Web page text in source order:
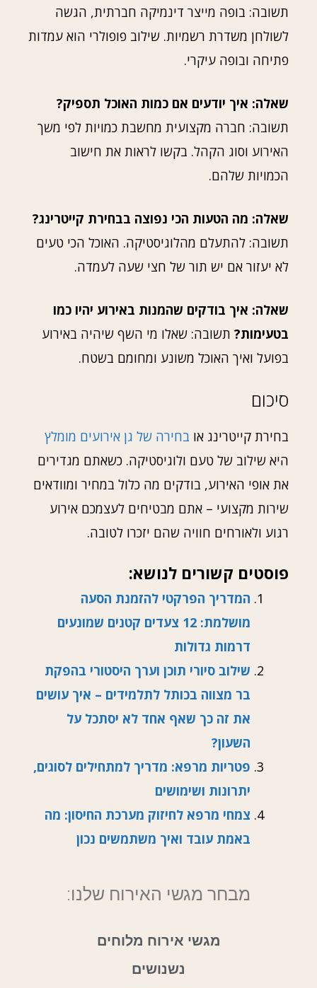
תשובה: בופה מייצר דינמיקה חברתית, הגשה
לשולחן משדרת רשמיות. שילוב פופולרי הוא עמדות
פתיחה ובופה עיקרי.
שאלה: איך יודעים אם כמות האוכל תספיק?
תשובה: חברה מקצועית מחשבת כמויות לפי משך
האירוע וסוג הקהל. בקשו לראות את חישוב
הכמויות שלהם.
שאלה: מה הטעות הכי נפוצה בבחירת קייטרינג?
תשובה: להתעלם מהלוגיסטיקה. האוכל הכי טעים
לא יעזור אם יש תור של חצי שעה לעמדה.
שאלה: איך בודקים שהמנות באירוע יהיו כמו
בטעימות? תשובה: שאלו מי השף שיהיה באירוע
בפועל ואיך האוכל משונע ומחומם בשטח.
סיכום
בחירת קייטרינג או בחירה של גן אירועים מומלץ
היא שילוב של טעם ולוגיסטיקה. כשאתם מגדירים
את אופי האירוע, בודקים מה כלול במחיר ומוודאים
שירות מקצועי – אתם מבטיחים לעצמכם אירוע
רגוע ולאורחים חוויה שהם יזכרו לטובה.
פוסטים קשורים לנושא:
המדריך הפרקטי להזמנת הסעה
מושלמת: 12 צעדים קטנים שמונעים
דרמות גדולות
שילוב סיורי תוכן וערך היסטורי בהפקת
בר מצווה בכותל לתלמידים – איך עושים
את זה כך שאף אחד לא יסתכל על
השעון?
פטריות מרפא: מדריך למתחילים לסוגים,
יתרונות ושימושים
צמחי מרפא לחיזוק מערכת החיסון: מה
באמת עובד ואיך משתמשים נכון
מבחר מגשי האירוח שלנו:
מגשי אירוח מלוחים
נשנושים